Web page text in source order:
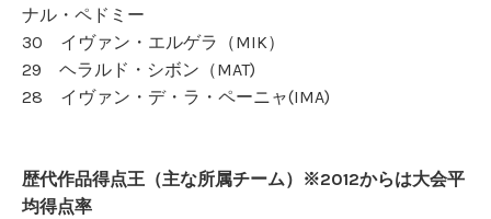
ナル・ペドミー
30 イヴァン・エルゲラ（MIK）
29 ヘラルド・シボン（MAT)
28 イヴァン・デ・ラ・ペーニャ(IMA)
歴代作品得点王（主な所属チーム）※2012からは大会平
均得点率